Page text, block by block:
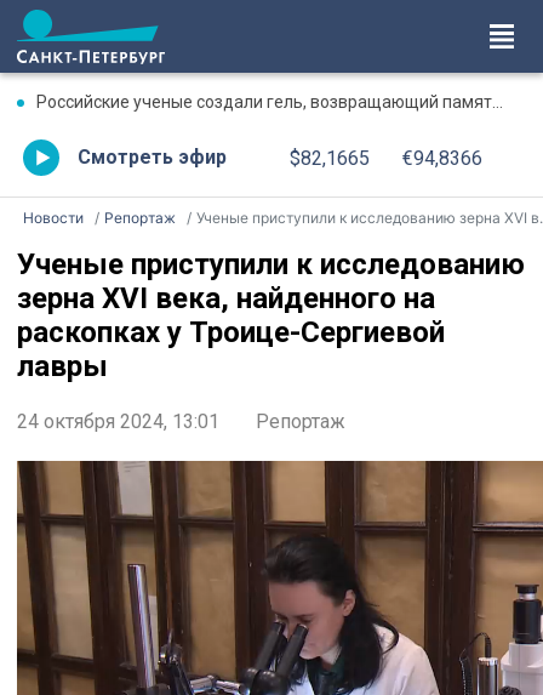
Российские ученые создали гель, возвращающий память после травмы
Смотреть эфир $82,1665 €94,8366
Новости Репортаж Ученые приступили к исследованию зерна XVI века, найденного на раскопках у Троице-Сергиевой лавры
Ученые приступили к исследованию
зерна XVI века, найденного на
раскопках у Троице-Сергиевой
лавры
24 октября 2024, 13:01 Репортаж